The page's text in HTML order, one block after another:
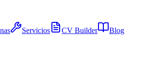
Servicios CV Builder Blog